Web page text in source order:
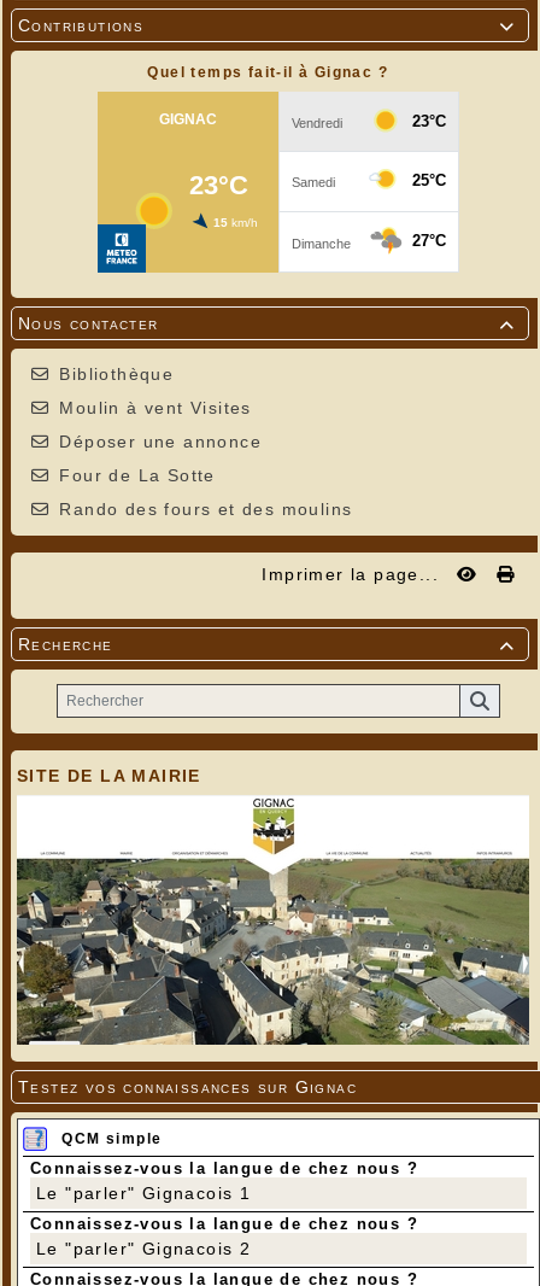

Contributions
Quel temps fait-il à Gignac ?

Nous contacter
Bibliothèque
Moulin à vent Visites
Déposer une annonce
Four de La Sotte
Rando des fours et des moulins
Imprimer la page...

Recherche
SITE DE LA MAIRIE
Testez vos connaissances sur Gignac
QCM simple
Connaissez-vous la langue de chez nous ?
Le "parler" Gignacois 1
Connaissez-vous la langue de chez nous ?
Le "parler" Gignacois 2
Connaissez-vous la langue de chez nous ?